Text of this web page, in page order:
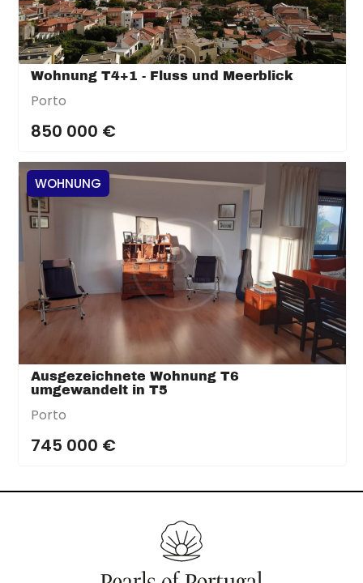
Wohnung T4+1 - Fluss und Meerblick
Porto
850 000 €
WOHNUNG
Ausgezeichnete Wohnung T6
umgewandelt in T5
Porto
745 000 €